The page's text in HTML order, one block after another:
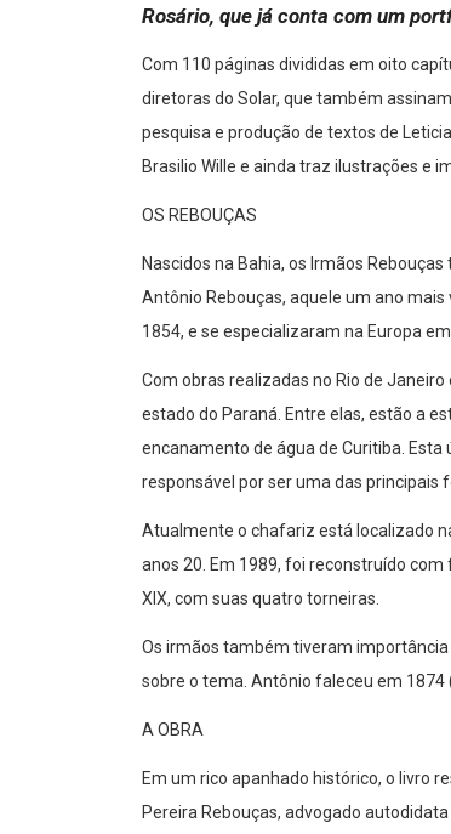
Rosário, que já conta com um
Com 110 páginas divididas em oito
diretoras do Solar, que também
pesquisa e produção de textos de
Brasilio Wille e ainda traz ilustrações e
OS REBOUÇAS
Nascidos na Bahia, os Irmãos
Antônio Rebouças, aquele um ano
1854, e se especializaram na Europa
Com obras realizadas no Rio de
estado do Paraná. Entre elas, estão a
encanamento de água de Curitiba.
responsável por ser uma das principais
Atualmente o chafariz está localizado
anos 20. Em 1989, foi reconstruído
XIX, com suas quatro torneiras.
Os irmãos também tiveram
sobre o tema. Antônio faleceu em 1874
A OBRA
Em um rico apanhado histórico, o livro
Pereira Rebouças, advogado